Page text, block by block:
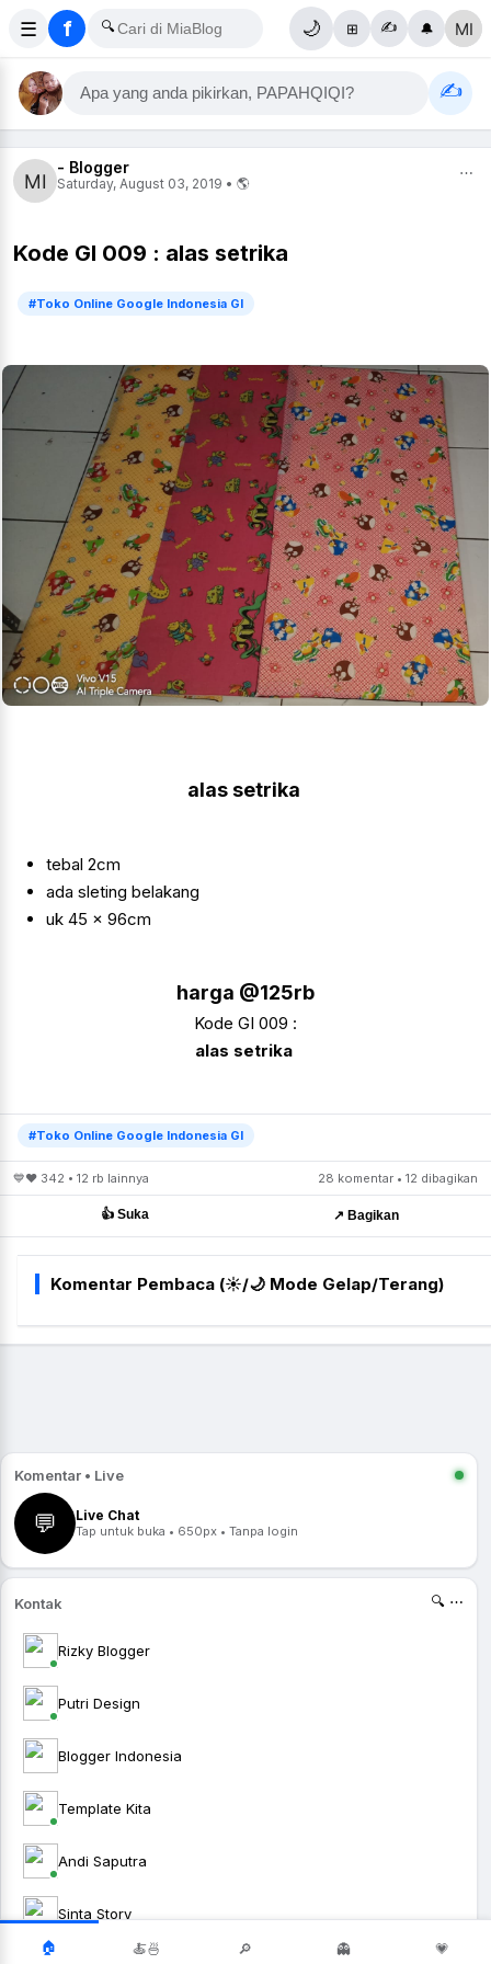
☰ f 🔍
🏠 🍝🍜 🔎 👻 💗
🌙 ⊞ ✍️ 🔔
Apa yang anda pikirkan, PAPAHQIQI? ✍️
- Blogger
Saturday, August 03, 2019 • 🌎
⋯
Kode GI 009 : alas setrika
#Toko Online Google Indonesia GI
alas setrika
tebal 2cm
ada sleting belakang
uk 45 x 96cm
harga @125rb
Kode GI 009 :
alas setrika
#Toko Online Google Indonesia GI
💙❤️ 342 • 12 rb lainnya 28 komentar • 12 dibagikan
👍 Suka ↗️ Bagikan
Komentar Pembaca (☀️/🌙 Mode Gelap/Terang)
Komentar • Live
💬 Live Chat
Tap untuk buka • 650px • Tanpa login
Kontak 🔍 ⋯
Rizky Blogger
Putri Design
Blogger Indonesia
Template Kita
Andi Saputra
Sinta Story